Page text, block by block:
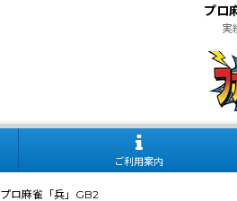
プロ
実
ご利用案内
プロ麻雀「兵」GB2